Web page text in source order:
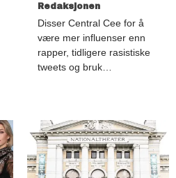
Redaksjonen
Disser Central Cee for å
være mer influenser enn
rapper, tidligere rasistiske
tweets og bruk…